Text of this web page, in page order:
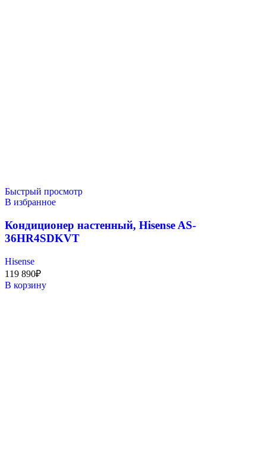
Быстрый просмотр
В избранное
Кондиционер настенный, Hisense AS-
36HR4SDKVT
Hisense
119 890₽
В корзину